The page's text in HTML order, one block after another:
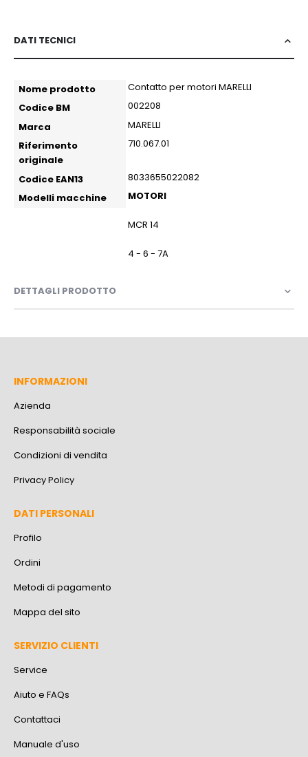
DATI TECNICI
More
more
Information
Nome prodotto
Contatto per motori MARELLI
Codice BM
002208
Marca
MARELLI
Riferimento
originale
710.067.01
Codice EAN13
8033655022082
Modelli macchine
MOTORI
MCR 14
4 - 6 - 7A
DETTAGLI PRODOTTO
INFORMAZIONI
Azienda
Responsabilità sociale
Condizioni di vendita
Privacy Policy
DATI PERSONALI
Profilo
Ordini
Metodi di pagamento
Mappa del sito
SERVIZIO CLIENTI
Service
Aiuto e FAQs
Contattaci
Manuale d'uso